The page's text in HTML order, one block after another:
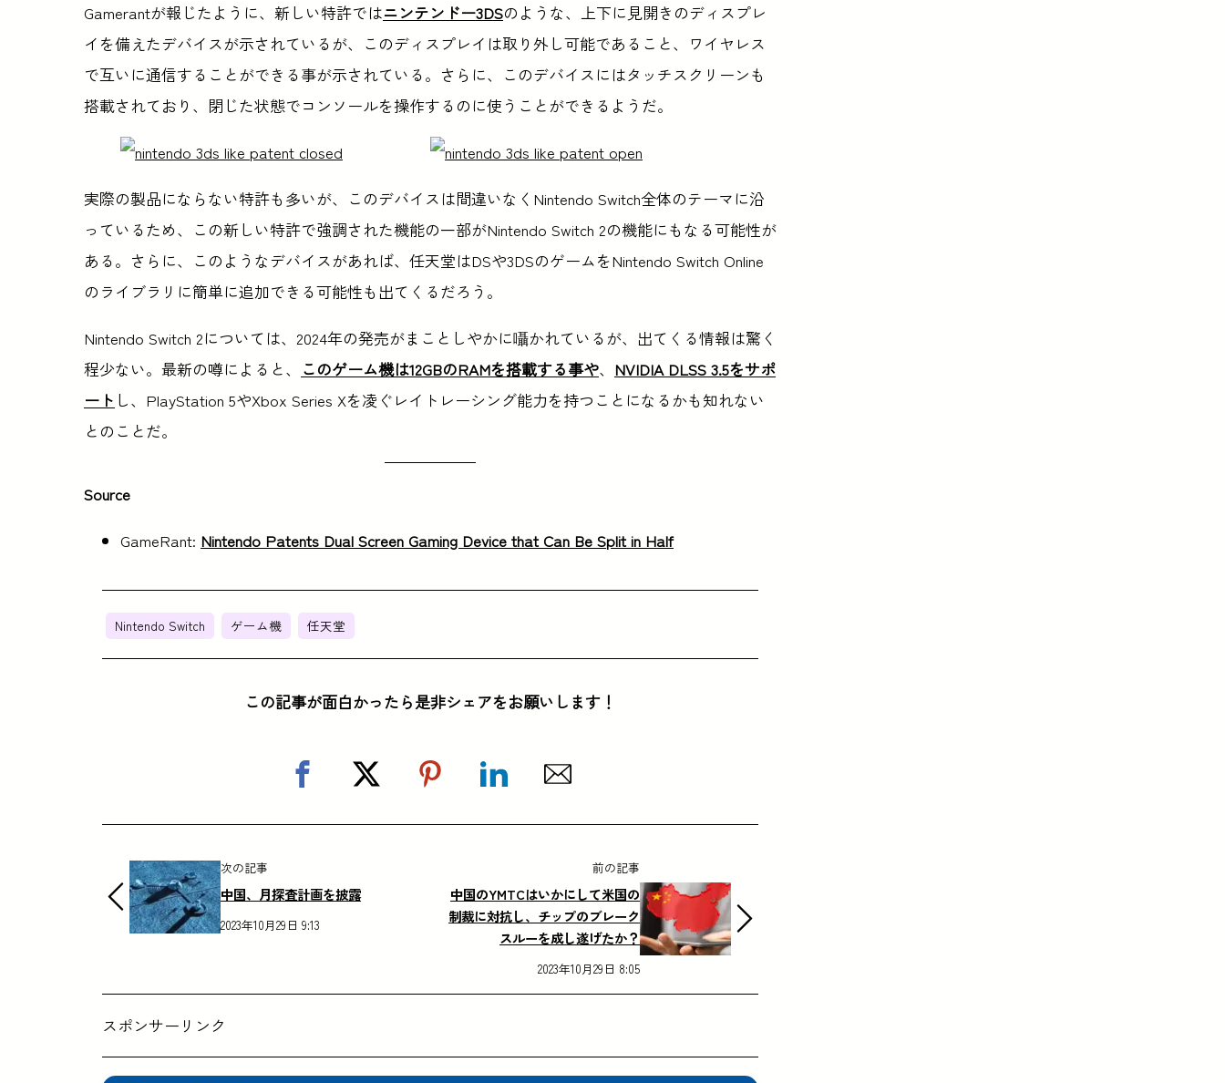
Gamerantが報じたように、新しい特許ではニンテンドー3DSのような、上下に見開きのディスプレ
イを備えたデバイスが示されているが、このディスプレイは取り外し可能であること、ワイヤレス
で互いに通信することができる事が示されている。さらに、このデバイスにはタッチスクリーンも
搭載されており、閉じた状態でコンソールを操作するのに使うことができるようだ。
実際の製品にならない特許も多いが、このデバイスは間違いなくNintendo Switch全体のテーマに沿
っているため、この新しい特許で強調された機能の一部がNintendo Switch 2の機能にもなる可能性が
ある。さらに、このようなデバイスがあれば、任天堂はDSや3DSのゲームをNintendo Switch Online
のライブラリに簡単に追加できる可能性も出てくるだろう。
Nintendo Switch 2については、2024年の発売がまことしやかに囁かれているが、出てくる情報は驚く
程少ない。最新の噂によると、 このゲーム機は12GBのRAMを搭載する事や、 NVIDIA DLSS 3.5をサポ
ート し、PlayStation 5やXbox Series Xを凌ぐレイトレーシング能力を持つことになるかも知れない
とのことだ。
Source
GameRant: Nintendo Patents Dual Screen Gaming Device that Can Be Split in Half
Nintendo Switch ゲーム機 任天堂
この記事が面白かったら是非シェアをお願いします！
次の記事
中国、月探査計画を披露
2023年10月29日 9:13
前の記事
中国のYMTCはいかにして米国の
制裁に対抗し、チップのブレーク
スルーを成し遂げたか？
2023年10月29日 8:05
スポンサーリンク